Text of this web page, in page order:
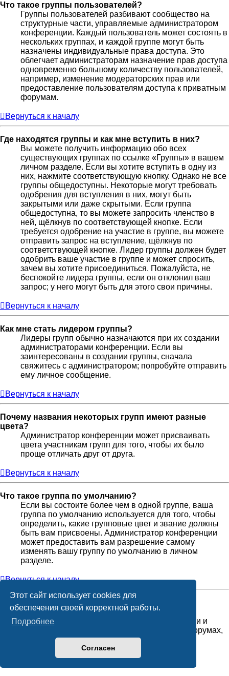
Этот сайт использует cookies для
обеспечения своей корректной работы.
Подробнее
Согласен
Что такое группы пользователей?
Группы пользователей разбивают сообщество на
структурные части, управляемые администратором
конференции. Каждый пользователь может состоять в
нескольких группах, и каждой группе могут быть
назначены индивидуальные права доступа. Это
облегчает администраторам назначение прав доступа
одновременно большому количеству пользователей,
например, изменение модераторских прав или
предоставление пользователям доступа к приватным
форумам.
Вернуться к началу
Где находятся группы и как мне вступить в них?
Вы можете получить информацию обо всех
существующих группах по ссылке «Группы» в вашем
личном разделе. Если вы хотите вступить в одну из
них, нажмите соответствующую кнопку. Однако не все
группы общедоступны. Некоторые могут требовать
одобрения для вступления в них, могут быть
закрытыми или даже скрытыми. Если группа
общедоступна, то вы можете запросить членство в
ней, щёлкнув по соответствующей кнопке. Если
требуется одобрение на участие в группе, вы можете
отправить запрос на вступление, щёлкнув по
соответствующей кнопке. Лидер группы должен будет
одобрить ваше участие в группе и может спросить,
зачем вы хотите присоединиться. Пожалуйста, не
беспокойте лидера группы, если он отклонил ваш
запрос; у него могут быть для этого свои причины.
Вернуться к началу
Как мне стать лидером группы?
Лидеры групп обычно назначаются при их создании
администраторами конференции. Если вы
заинтересованы в создании группы, сначала
свяжитесь с администратором; попробуйте отправить
ему личное сообщение.
Вернуться к началу
Почему названия некоторых групп имеют разные
цвета?
Администратор конференции может присваивать
цвета участникам групп для того, чтобы их было
проще отличать друг от друга.
Вернуться к началу
Что такое группа по умолчанию?
Если вы состоите более чем в одной группе, ваша
группа по умолчанию используется для того, чтобы
определить, какие групповые цвет и звание должны
быть вам присвоены. Администратор конференции
может предоставить вам разрешение самому
изменять вашу группу по умолчанию в личном
разделе.
Вернуться к началу
Что означает ссылка «Наша команда»?
На этой странице вы найдёте список
администраторов и модераторов конференции и
другую информацию, такую как сведения о форумах,
которые они модерируют.
Вернуться к началу